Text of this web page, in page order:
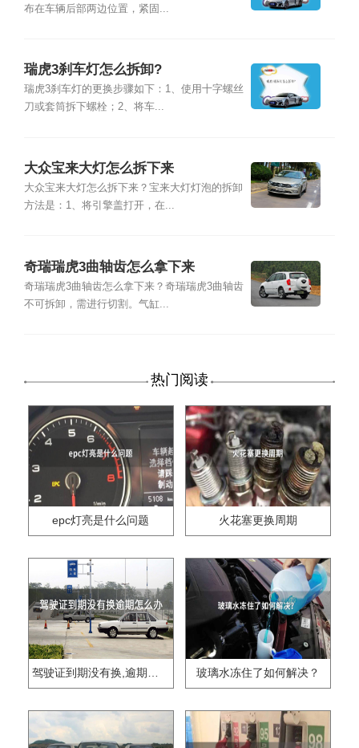
布在车辆后部两边位置，紧固...
瑞虎3刹车灯怎么拆卸?
瑞虎3刹车灯的更换步骤如下：1、使用十字螺丝
刀或套筒拆下螺栓；2、将车...
大众宝来大灯怎么拆下来
大众宝来大灯怎么拆下来？宝来大灯灯泡的拆卸
方法是：1、将引擎盖打开，在...
奇瑞瑞虎3曲轴齿怎么拿下来
奇瑞瑞虎3曲轴齿怎么拿下来？奇瑞瑞虎3曲轴齿
不可拆卸，需进行切割。气缸...
热门阅读
epc灯亮是什么问题 火花塞更换周期
驾驶证到期没有换,逾期怎么办?? 玻璃水冻住了如何解决？